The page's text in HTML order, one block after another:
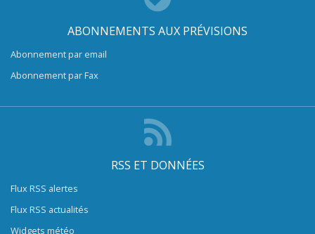
ABONNEMENTS AUX PRÉVISIONS
Abonnement par email
Abonnement par Fax
RSS ET DONNÉES
Flux RSS alertes
Flux RSS actualités
Widgets météo